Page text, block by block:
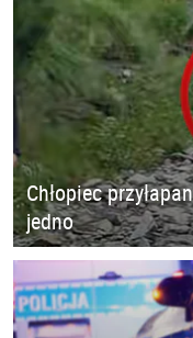
Chłopiec
jedno